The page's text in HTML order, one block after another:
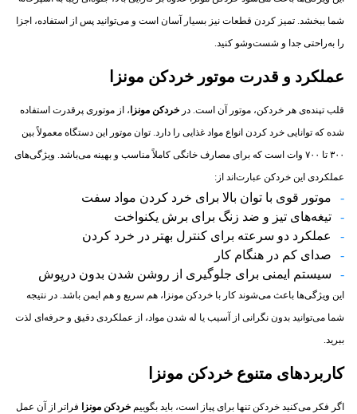
شما ببخشد. تمیز کردن قطعات نیز بسیار آسان است و می‌توانید پس از استفاده، اجزا
را به‌راحتی جدا و شست‌وشو کنید.
عملکرد و قدرت موتور خردکن مونزا
قلب تپنده‌ی هر خردکن، موتور آن است. در خردکن مونزا ، از موتوری پرقدرت استفاده
شده که توانایی خرد کردن انواع مواد غذایی را دارد. توان موتور این دستگاه معمولاً بین
۳۰۰ تا ۷۰۰ وات است که برای مصارف خانگی کاملاً مناسب و بهینه می‌باشد. ویژگی‌های
عملکردی این خردکن عبارت‌اند از:
موتور قوی با توان بالا برای خرد کردن مواد سفت
تیغه‌های تیز و ضد زنگ برای برش یکنواخت
عملکرد دو سرعته برای کنترل بهتر در خرد کردن
صدای کم در هنگام کار
سیستم ایمنی برای جلوگیری از روشن شدن بدون درپوش
این ویژگی‌ها باعث می‌شوند کار با خردکن مونزا، هم سریع و هم ایمن باشد. در نتیجه
شما می‌توانید بدون نگرانی از آسیب یا له شدن مواد، از عملکردی دقیق و حرفه‌ای لذت
ببرید.
کاربردهای متنوع خردکن مونزا
اگر فکر می‌کنید خردکن تنها برای پیاز است، باید بگوییم خردکن مونزا
فراتر از آن عمل